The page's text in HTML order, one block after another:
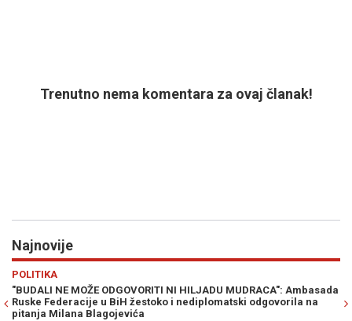
Trenutno nema komentara za ovaj članak!
Najnovije
POLITIKA
"BUDALI NE MOŽE ODGOVORITI NI HILJADU MUDRACA": Ambasada
Ruske Federacije u BiH žestoko i nediplomatski odgovorila na
pitanja Milana Blagojevića